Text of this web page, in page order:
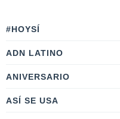
#HOYSÍ
ADN LATINO
ANIVERSARIO
ASÍ SE USA